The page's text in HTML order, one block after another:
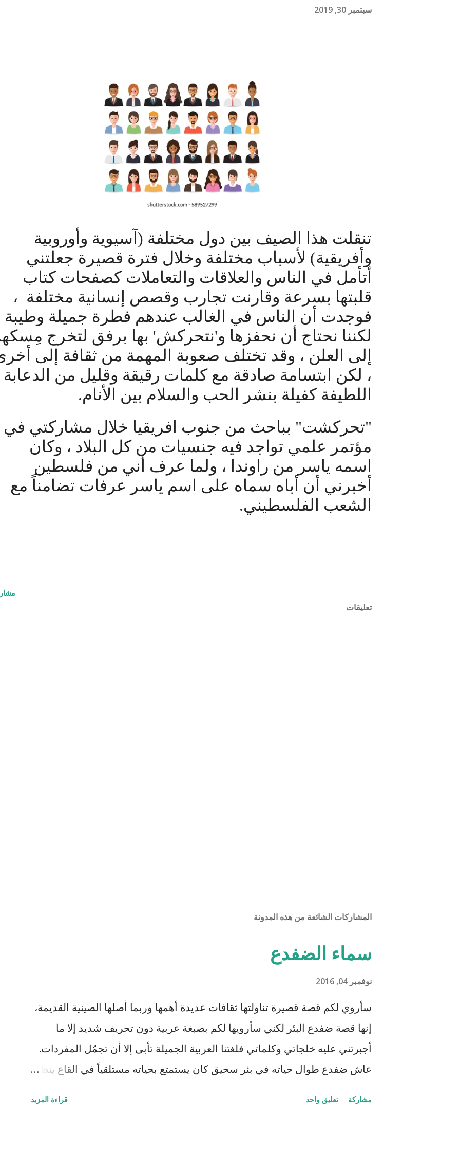
سبتمبر 30, 2019
تنقلت هذا الصيف بين دول مختلفة (آسيوية وأوروبية
وأفريقية) لأسباب مختلفة وخلال فترة قصيرة جعلتني
أتأمل في الناس والعلاقات والتعاملات كصفحات كتاب
قلبتها بسرعة وقارنت تجارب وقصص إنسانية مختلفة ،
فوجدت أن الناس في الغالب عندهم فطرة جميلة وطيبة
لكننا نحتاج أن نحفزها و'نتحركش' بها برفق لتخرج
إلى العلن ، وقد تختلف صعوبة المهمة من ثقافة إلى
، لكن ابتسامة صادقة مع كلمات رقيقة وقليل من الدعابة
اللطيفة كفيلة بنشر الحب والسلام بين الأنام.
"تحركشت" بباحث من جنوب افريقيا خلال مشاركتي في
مؤتمر علمي تواجد فيه جنسيات من كل البلاد ، وكان
اسمه ياسر من راوندا ، ولما عرف أني من فلسطين
أخبرني أن أباه سماه على اسم ياسر عرفات تضامناً مع
الشعب الفلسطيني.
تعليقات
المشاركات الشائعة من هذه المدونة
سماء الضفدع
نوفمبر 04, 2016
سأروي لكم قصة قصيرة تناولتها ثقافات عديدة أهمها وربما أصلها الصينية القديمة،
إنها قصة ضفدع البئر لكني سأرويها لكم بصبغة عربية دون تحريف شديد إلا ما
أجبرتني عليه خلجاتي وكلماتي فلغتنا العربية الجميلة تأبى إلا أن تجمّل المفردات.
عاش ضفدع طوال حياته في بئر سحيق كان يستمتع بحياته مستلقياً في القاع ينظر
مشاركة تعليق واحد قراءة المزيد